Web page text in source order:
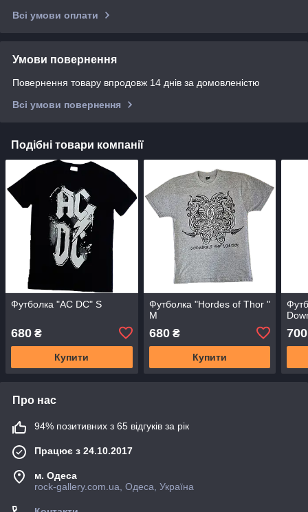
Всі умови оплати
Умови повернення
Повернення товару впродовж 14 днів за домовленістю
Всі умови повернення
Подібні товари компанії
Футболка "AC DC" S
680 ₴
Купити
Футболка "Hordes of Thor "
M
680₴
Купити
700
Про нас
94% позитивних з 65 відгуків за рік
Працює з 24.10.2017
м. Одеса
rock-gallery.com.ua, Одеса, Україна